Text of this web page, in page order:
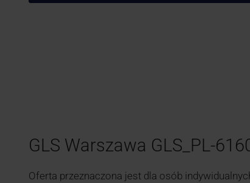
GLS Warszawa GLS_PL-
Oferta przeznaczona jest dla osób